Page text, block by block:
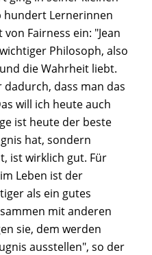
hundert Lernerinnen
Fairness ein: "Jean
Philosoph, also
die Wahrheit liebt.
dadurch, dass man das
will ich heute auch
ist heute der beste
hat, sondern
ist wirklich gut. Für
Leben ist der
als ein gutes
mit anderen
sie, dem werden
ausstellen", so der